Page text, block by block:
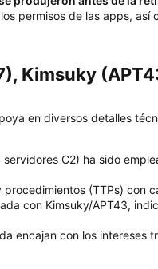
permisos de las apps,
Kimsuky
en diversos detalles
C2) ha sido
(TTPs) con
con Kimsuky/APT43,
encajan con los intereses